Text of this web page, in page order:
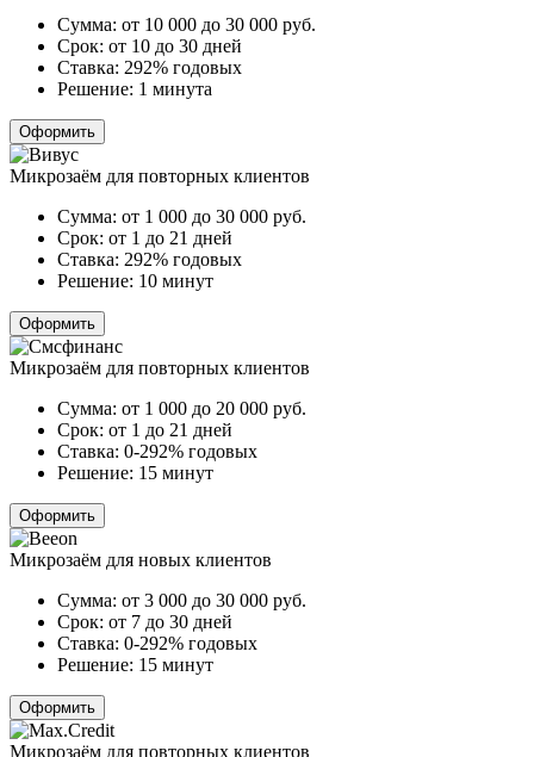
Сумма: от 10 000 до 30 000 руб.
Срок: от 10 до 30 дней
Ставка: 292% годовых
Решение: 1 минута
Оформить
Микрозаём для повторных клиентов
Сумма: от 1 000 до 30 000 руб.
Срок: от 1 до 21 дней
Ставка: 292% годовых
Решение: 10 минут
Оформить
Микрозаём для повторных клиентов
Сумма: от 1 000 до 20 000 руб.
Срок: от 1 до 21 дней
Ставка: 0-292% годовых
Решение: 15 минут
Оформить
Микрозаём для новых клиентов
Сумма: от 3 000 до 30 000 руб.
Срок: от 7 до 30 дней
Ставка: 0-292% годовых
Решение: 15 минут
Оформить
Микрозаём для повторных клиентов